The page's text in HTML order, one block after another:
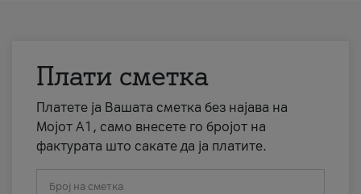
Плати сметка
Платете ја Вашата сметка без најава на
Мојот А1, само внесете го бројот на
фактурата што сакате да ја платите.
Број на сметка